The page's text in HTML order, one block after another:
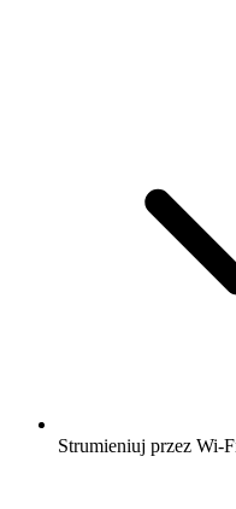
Strumieniuj przez Wi-